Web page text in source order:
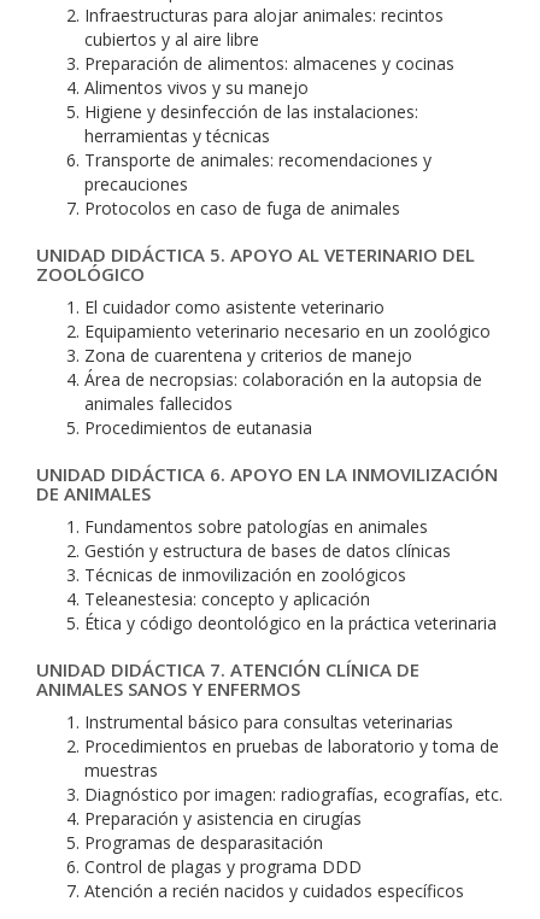
Infraestructuras para alojar animales: recintos
cubiertos y al aire libre
Preparación de alimentos: almacenes y cocinas
Alimentos vivos y su manejo
Higiene y desinfección de las instalaciones:
herramientas y técnicas
Transporte de animales: recomendaciones y
precauciones
Protocolos en caso de fuga de animales
UNIDAD DIDÁCTICA 5. APOYO AL VETERINARIO DEL
ZOOLÓGICO
El cuidador como asistente veterinario
Equipamiento veterinario necesario en un zoológico
Zona de cuarentena y criterios de manejo
Área de necropsias: colaboración en la autopsia de
animales fallecidos
Procedimientos de eutanasia
UNIDAD DIDÁCTICA 6. APOYO EN LA INMOVILIZACIÓN
DE ANIMALES
Fundamentos sobre patologías en animales
Gestión y estructura de bases de datos clínicas
Técnicas de inmovilización en zoológicos
Teleanestesia: concepto y aplicación
Ética y código deontológico en la práctica veterinaria
UNIDAD DIDÁCTICA 7. ATENCIÓN CLÍNICA DE
ANIMALES SANOS Y ENFERMOS
Instrumental básico para consultas veterinarias
Procedimientos en pruebas de laboratorio y toma de
muestras
Diagnóstico por imagen: radiografías, ecografías, etc.
Preparación y asistencia en cirugías
Programas de desparasitación
Control de plagas y programa DDD
Atención a recién nacidos y cuidados específicos